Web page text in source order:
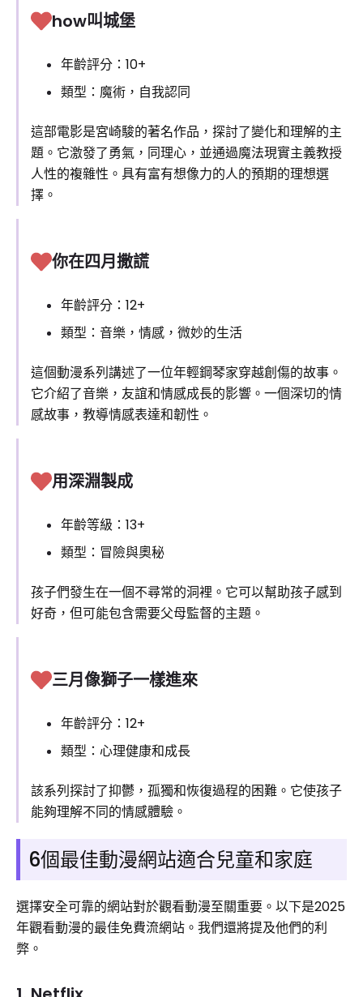
how叫城堡
年齡評分：10+
類型：魔術，自我認同
這部電影是宮崎駿的著名作品，探討了變化和理解的主
題。它激發了勇氣，同理心，並通過魔法現實主義教授
人性的複雜性。具有富有想像力的人的預期的理想選
擇。
你在四月撒謊
年齡評分：12+
類型：音樂，情感，微妙的生活
這個動漫系列講述了一位年輕鋼琴家穿越創傷的故事。
它介紹了音樂，友誼和情感成長的影響。一個深切的情
感故事，教導情感表達和韌性。
用深淵製成
年齡等級：13+
類型：冒險與奧秘
孩子們發生在一個不尋常的洞裡。它可以幫助孩子感到
好奇，但可能包含需要父母監督的主題。
三月像獅子一樣進來
年齡評分：12+
類型：心理健康和成長
該系列探討了抑鬱，孤獨和恢復過程的困難。它使孩子
能夠理解不同的情感體驗。
6個最佳動漫網站適合兒童和家庭
選擇安全可靠的網站對於觀看動漫至關重要。以下是2025
年觀看動漫的最佳免費流網站。我們還將提及他們的利
弊。